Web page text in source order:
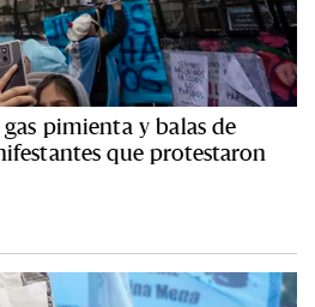
pimienta y balas de
que protestaron